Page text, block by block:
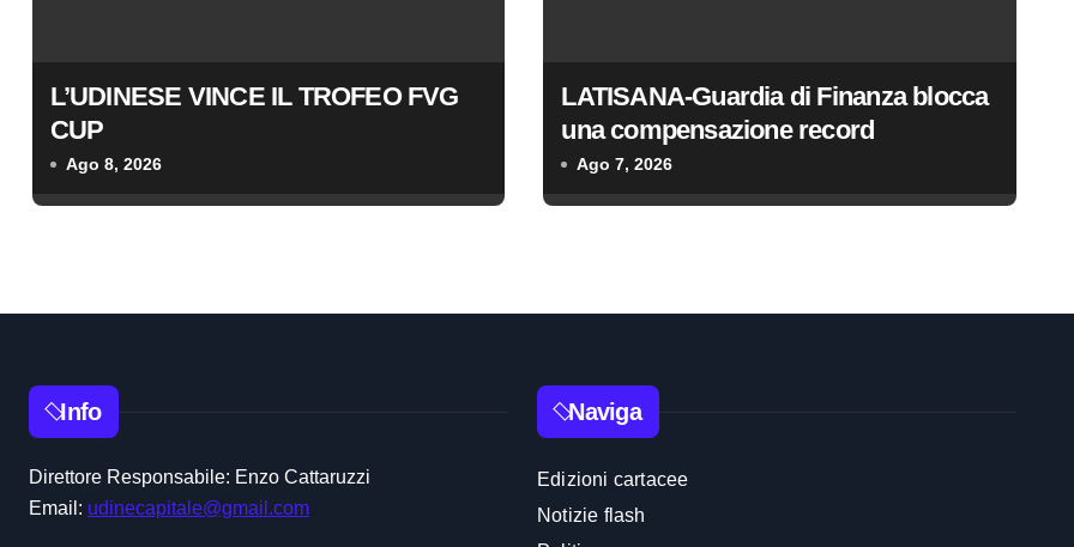
L’UDINESE VINCE IL TROFEO FVG
CUP
Ago 8, 2026
LATISANA-Guardia di Finanza blocca
una compensazione record
Ago 7, 2026
Info
Direttore Responsabile: Enzo Cattaruzzi
Email: udinecapitale@gmail.com
Naviga
Edizioni cartacee
Notizie flash